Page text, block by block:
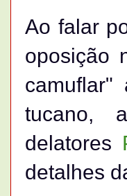
Ao falar
oposição
camuflar"
tucano,
delatores
detalhes